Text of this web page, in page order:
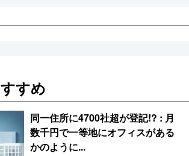
すめ
同一住所に4700社超が登記!? : 月
数千円で一等地にオフィスがある
かのように...